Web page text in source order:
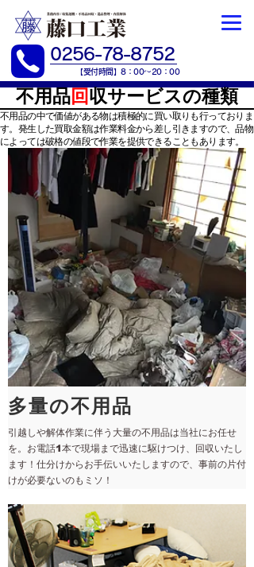
【​受付時間】8：00～20：00
0256-78-8752
不用品回収サービスの種類
不用品の中で価値がある物は積極的に買い取りも行っておりま
す。発生した買取金額は作業料金から差し引きますので、品物
によっては破格の値段で作業を提供できることもあります。
多量の不用品
引越しや解体作業に伴う大量の不用品は当社にお任せ
を。お電話1本で現場まで迅速に駆けつけ、回収いたし
ます！仕分けからお手伝いいたしますので、事前の片付
けが必要ないのもミソ！